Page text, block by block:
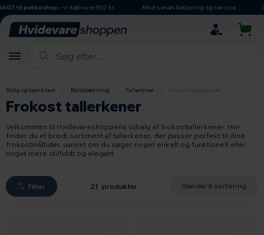
hovedindhold
søgning
navigation
indkøbskurv
pakkeshop– v/ køb over 500 kr. Altid seriøs betjening og service Dansk
Bolig og Isenkram Borddækning Tallerkner Frokost tallerkener
Frokost tallerkener
Velkommen til Hvidevareshoppens udvalg af frokosttallerkener. Her
finder du et bredt sortiment af tallerkener, der passer perfekt til dine
frokostmåltider, uanset om du søger noget enkelt og funktionelt eller
noget mere stilfuldt og elegant.
Filter 21 produkter